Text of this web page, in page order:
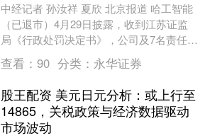
中经记者 孙汝祥 夏欣 北京报道 哈工智能
（已退市）4月29日披露，收到江苏证监
局《行政处罚决定书》，公司及7名责任人
合计被罚款2870万元。其中时任董事、实
际....
查看： 90 分类： 永华证券
股王配资 美元日元分析：或上行至
14865，关税政策与经济数据驱动
市场波动